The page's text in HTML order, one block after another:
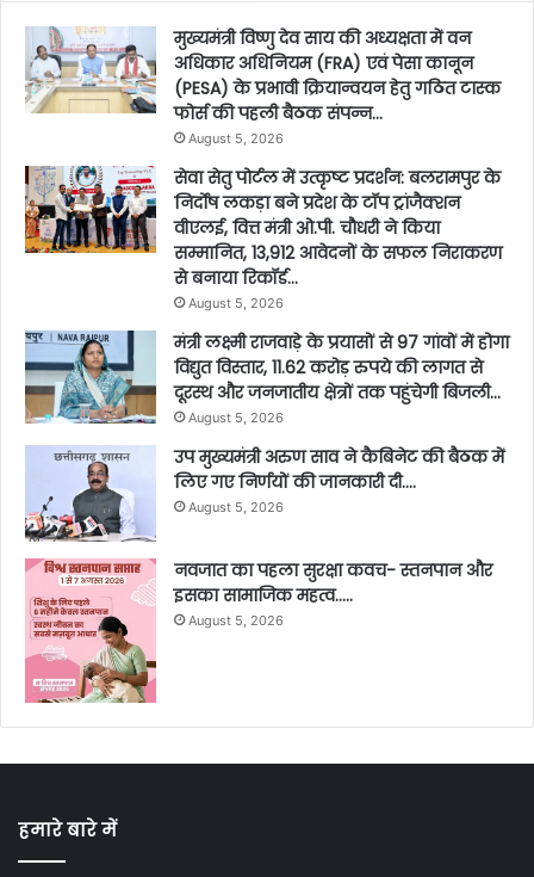
मुख्यमंत्री विष्णु देव साय की अध्यक्षता में वन
अधिकार अधिनियम (FRA) एवं पेसा कानून
(PESA) के प्रभावी क्रियान्वयन हेतु गठित टास्क
फोर्स की पहली बैठक संपन्न…
August 5, 2026
सेवा सेतु पोर्टल में उत्कृष्ट प्रदर्शन: बलरामपुर के
निर्दोष लकड़ा बने प्रदेश के टॉप ट्रांजैक्शन
वीएलई, वित्त मंत्री ओ.पी. चौधरी ने किया
सम्मानित, 13,912 आवेदनों के सफल निराकरण
से बनाया रिकॉर्ड…
August 5, 2026
मंत्री लक्ष्मी राजवाड़े के प्रयासों से 97 गांवों में होगा
विद्युत विस्तार, 11.62 करोड़ रुपये की लागत से
दूरस्थ और जनजातीय क्षेत्रों तक पहुंचेगी बिजली…
August 5, 2026
उप मुख्यमंत्री अरुण साव ने कैबिनेट की बैठक में
लिए गए निर्णयों की जानकारी दी….
August 5, 2026
नवजात का पहला सुरक्षा कवच- स्तनपान और
इसका सामाजिक महत्व…..
August 5, 2026
हमारे बारे में